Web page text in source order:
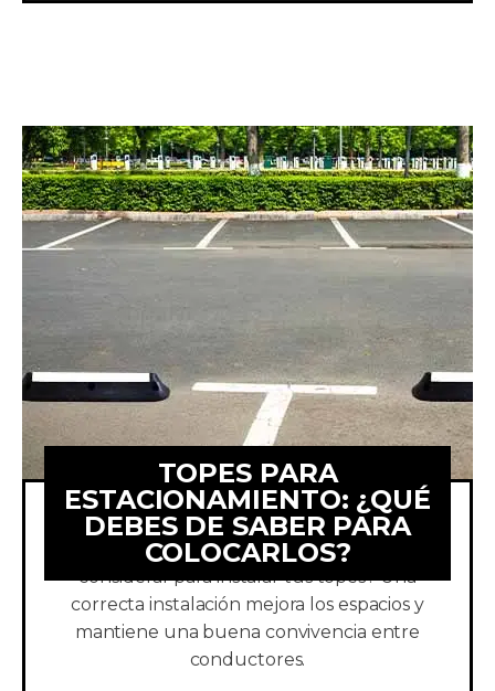
TOPES PARA
ESTACIONAMIENTO: ¿QUÉ
DEBES DE SABER PARA
COLOCARLOS?
¿Sabes cuáles son los factores que debes
considerar para instalar tus topes? Una
correcta instalación mejora los espacios y
mantiene una buena convivencia entre
conductores.